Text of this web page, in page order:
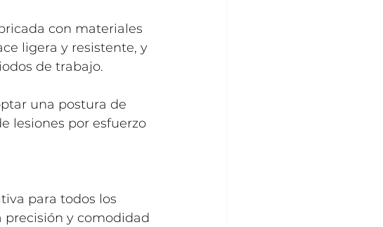
con materiales
ligera y resistente, y
de trabajo.
una postura de
lesiones por esfuerzo
para todos los
precisión y comodidad